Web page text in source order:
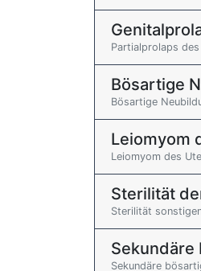
Partialprolaps
Bösartige
Bösartige
Leiomyom
Leiomyom des
Sterilität
Sterilität
Sekundäre
Sekundäre